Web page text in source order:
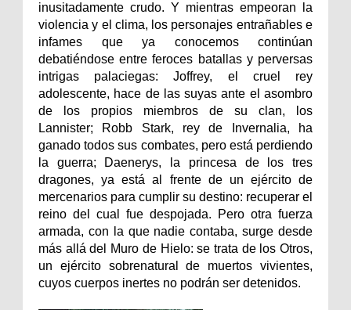
inusitadamente crudo. Y mientras empeoran la
violencia y el clima, los personajes entrañables e
infames que ya conocemos continúan
debatiéndose entre feroces batallas y perversas
intrigas palaciegas: Joffrey, el cruel rey
adolescente, hace de las suyas ante el asombro
de los propios miembros de su clan, los
Lannister; Robb Stark, rey de Invernalia, ha
ganado todos sus combates, pero está perdiendo
la guerra; Daenerys, la princesa de los tres
dragones, ya está al frente de un ejército de
mercenarios para cumplir su destino: recuperar el
reino del cual fue despojada. Pero otra fuerza
armada, con la que nadie contaba, surge desde
más allá del Muro de Hielo: se trata de los Otros,
un ejército sobrenatural de muertos vivientes,
cuyos cuerpos inertes no podrán ser detenidos.